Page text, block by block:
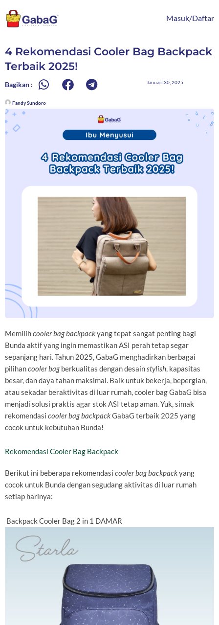
ke
konten
Masuk/Daftar
4 Rekomendasi Cooler Bag Backpack
Terbaik 2025!
Bagikan : Januari 30, 2025
Fandy Sundoro
Memilihcooler bag backpackyang tepat sangat penting bagi
Bunda aktif yang ingin memastikan ASI perah tetap segar
sepanjang hari. Tahun 2025, GabaG menghadirkan berbagai
pilihancooler bagberkualitas dengan desainstylish, kapasitas
besar, dan daya tahan maksimal. Baik untuk bekerja, bepergian,
atau sekadar beraktivitas di luar rumah, cooler bag GabaG bisa
menjadi solusi praktis agar stok ASI tetap aman. Yuk, simak
rekomendasi cooler bag backpackGabaG terbaik 2025 yang
cocok untuk kebutuhan Bunda!
Rekomendasi Cooler Bag Backpack
Berikut ini beberapa rekomendasi cooler bag backpackyang
cocok untuk Bunda dengan segudang aktivitas di luar rumah
setiap harinya:
Backpack Cooler Bag 2 in 1 DAMAR